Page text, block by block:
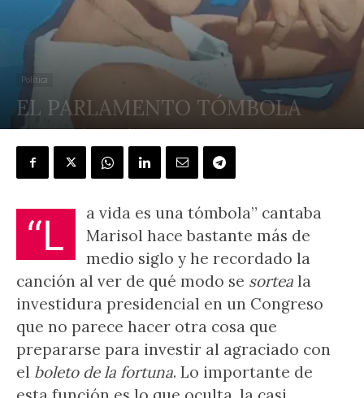
Política
EL PARLAMENTO TÓMBOLA
POR J.L. GONZÁLEZ QUIRÓS - 8 septiembre, 2023
“L
a vida es una tómbola” cantaba
Marisol hace bastante más de
medio siglo y he recordado la
canción al ver de qué modo se sortea la
investidura presidencial en un Congreso
que no parece hacer otra cosa que
prepararse para investir al agraciado con
el boleto de la fortuna. Lo importante de